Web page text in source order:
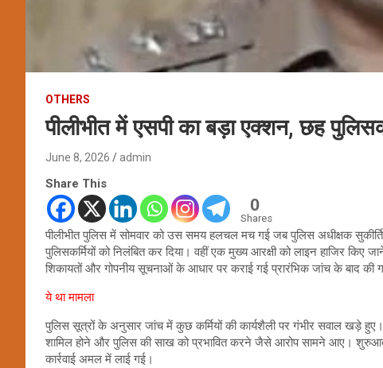
OTHERS
पीलीभीत में एसपी का बड़ा एक्शन, छह
June 8, 2026 admin
Share This
0
Shares
पीलीभीत पुलिस में सोमवार को उस समय हलचल मच गई जब पुलिस अधीक्षक
पुलिसकर्मियों को निलंबित कर दिया। वहीं एक मुख्य आरक्षी को लाइन हाजिर किए
शिकायतों और गोपनीय सूचनाओं के आधार पर कराई गई प्रारंभिक जांच के बाद की
ये था मामला
पुलिस सूत्रों के अनुसार जांच में कुछ कर्मियों की कार्यशैली पर गंभीर सवाल खड़े
शामिल होने और पुलिस की साख को प्रभावित करने जैसे आरोप सामने आए।
कार्रवाई अमल में लाई गई।